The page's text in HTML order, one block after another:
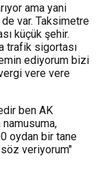
ama yani
var. Taksimetre
küçük şehir.
trafik sigortası
ediyorum bizi
vere vere
ben AK
namusuma,
oydan bir tane
veriyorum"